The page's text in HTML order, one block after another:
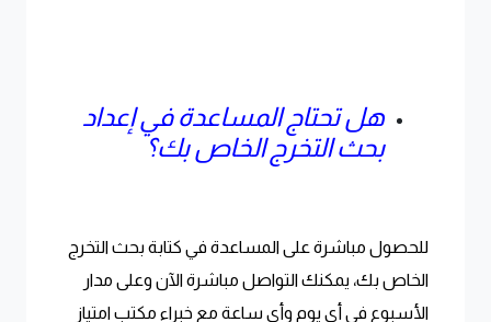
هل تحتاج المساعدة في إعداد
بحث التخرج الخاص بك؟
للحصول مباشرة على المساعدة في كتابة بحث التخرج
الخاص بك، يمكنك التواصل مباشرة الآن وعلى مدار
الأسبوع في أي يوم وأي ساعة مع خبراء مكتب امتياز